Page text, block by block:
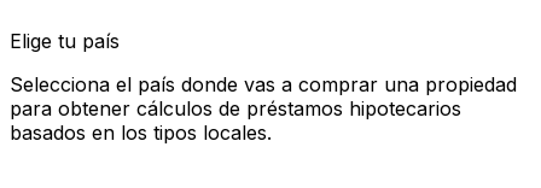
Elige tu país
Selecciona el país donde vas a comprar una propiedad
para obtener cálculos de préstamos hipotecarios
basados en los tipos locales.